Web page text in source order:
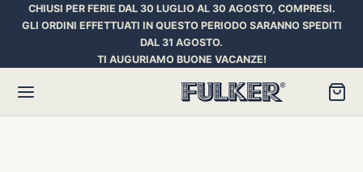
CHIUSI PER FERIE DAL 30 LUGLIO AL 30 AGOSTO, COMPRESI.
GLI ORDINI EFFETTUATI IN QUESTO PERIODO SARANNO SPEDITI
DAL 31 AGOSTO.
TI AUGURIAMO BUONE VACANZE!